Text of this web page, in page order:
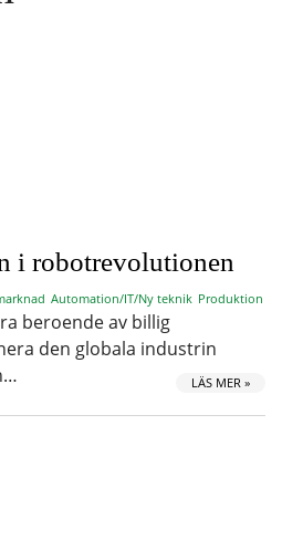
i robotrevolutionen
Automation/IT/Ny teknik Produktion
beroende av billig
den globala industrin
LÄS MER »